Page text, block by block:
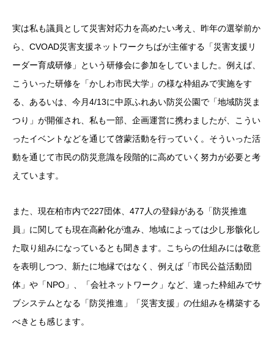
実は私も議員として災害対応力を高めたい考え、昨年の選挙前か
ら、CVOAD災害支援ネットワークちばが主催する「災害支援リ
ーダー育成研修」という研修会に参加をしていました。例えば、
こういった研修を「かしわ市民大学」の様な枠組みで実施をす
る、あるいは、今月4/13に中原ふれあい防災公園で「地域防災ま
つり」が開催され、私も一部、企画運営に携わましたが、こうい
ったイベントなどを通じて啓蒙活動を行っていく。そういった活
動を通じて市民の防災意識を段階的に高めていく努力が必要と考
えています。
また、現在柏市内で227団体、477人の登録がある「防災推進
員」に関しても現在高齢化が進み、地域によっては少し形骸化し
た取り組みになっているとも聞きます。こちらの仕組みには敬意
を表明しつつ、新たに地縁ではなく、例えば「市民公益活動団
体」や「NPO」、「会社ネットワーク」など、違った枠組みでサ
ブシステムとなる「防災推進」「災害支援」の仕組みを構築する
べきとも感じます。